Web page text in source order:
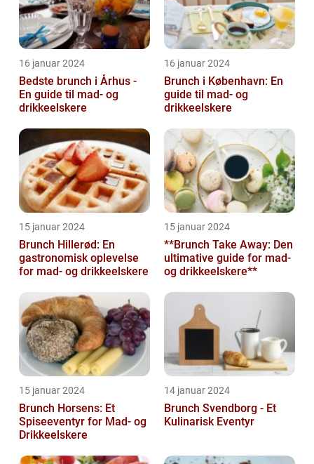
16 januar 2024
Bedste brunch i Århus -
En guide til mad- og
drikkeelskere
16 januar 2024
Brunch i København: En
guide til mad- og
drikkeelskere
15 januar 2024
Brunch Hillerød: En
gastronomisk oplevelse
for mad- og drikkeelskere
15 januar 2024
**Brunch Take Away: Den
ultimative guide for mad-
og drikkeelskere**
15 januar 2024
Brunch Horsens: Et
Spiseeventyr for Mad- og
Drikkeelskere
14 januar 2024
Brunch Svendborg - Et
Kulinarisk Eventyr